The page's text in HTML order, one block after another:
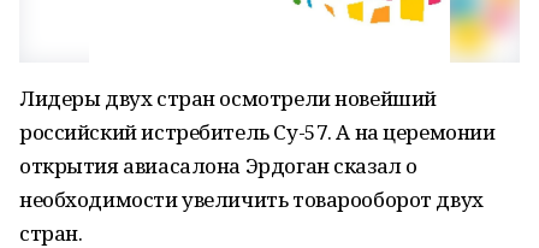
Лидеры двух стран осмотрели новейший
российский истребитель Су-57. А на церемонии
открытия авиасалона Эрдоган сказал о
необходимости увеличить товарооборот двух
стран.